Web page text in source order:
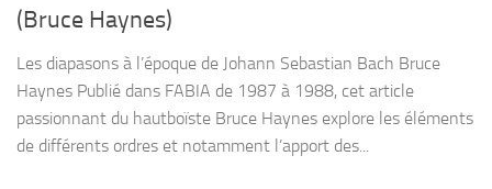
(Bruce Haynes)
Les diapasons à l’époque de Johann Sebastian Bach Bruce
Haynes Publié dans FABIA de 1987 à 1988, cet article
passionnant du hautboïste Bruce Haynes explore les éléments
de différents ordres et notamment l’apport des...